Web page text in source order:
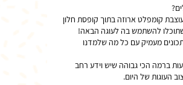
קומפלט ארוזה בתוך קופסת חלון
מעמיק עם כל מה שלמדנו
ברמה הכי גבוהה שיש וידע רחב